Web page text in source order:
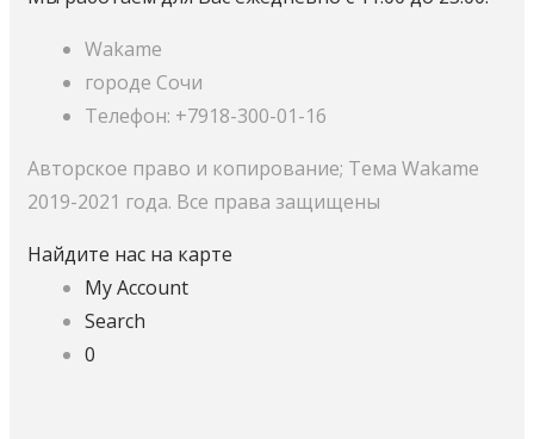
Wakame
городе Сочи
Телефон: +7918-300-01-16
Авторское право и копирование; Тема Wakame
2019-2021 года. Все права защищены
Найдите нас на карте
My Account
Search
0